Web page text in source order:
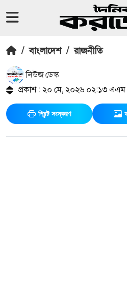
/ বাংলাদেশ / রাজনীতি
নিউজ ডেস্ক
প্রকাশ : ২০ মে, ২০২৬ ০২:১৩ এএম
প্রিন্ট সংস্করণ